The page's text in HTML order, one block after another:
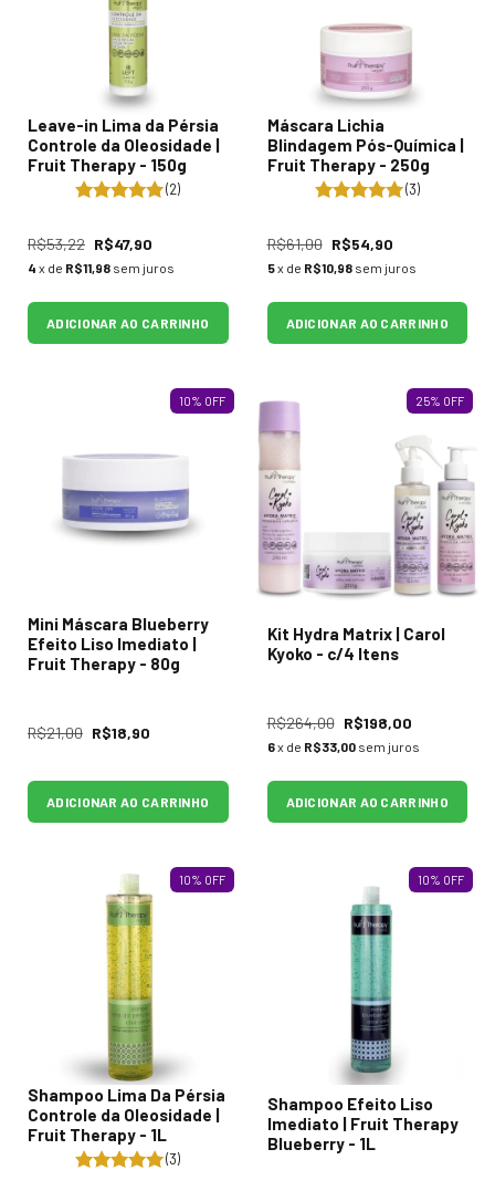
Leave-in Lima da Pérsia
Controle da Oleosidade |
Fruit Therapy - 150g
(2)
R$53,22 R$47,90
4 x de R$11,98 sem juros
ADICIONAR AO CARRINHO
Máscara Lichia
Blindagem Pós-Química |
Fruit Therapy - 250g
(3)
R$61,00 R$54,90
5x de R$10,98 sem juros
ADICIONAR AO CARRINHO
10% OFF
Mini Máscara Blueberry
Efeito Liso Imediato |
Fruit Therapy - 80g
R$21,00 R$18,90
ADICIONAR AO CARRINHO
25% OFF
Kit Hydra Matrix | Carol
Kyoko - c/4 Itens
R$264,00 R$198,00
6x de R$33,00 sem juros
ADICIONAR AO CARRINHO
10% OFF
Shampoo Lima Da Pérsia
Controle da Oleosidade |
Fruit Therapy - 1L
(3)
10% OFF
Shampoo Efeito Liso
Imediato | Fruit Therapy
Blueberry - 1L